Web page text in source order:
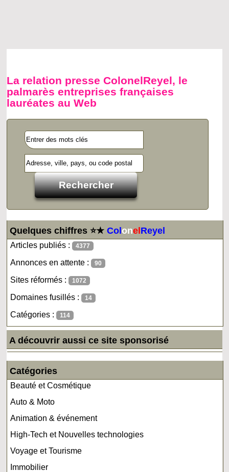
La relation presse ColonelReyel, le
palmarès entreprises françaises
lauréates au Web
Quelques chiffres ⭐★ColonelReyel
Articles publiés : 4377
Annonces en attente : 90
Sites réformés : 1072
Domaines fusillés : 14
Catégories : 114
A découvrir aussi ce site sponsorisé
Catégories
Beauté et Cosmétique
Auto & Moto
Animation & événement
High-Tech et Nouvelles technologies
Voyage et Tourisme
Immobilier